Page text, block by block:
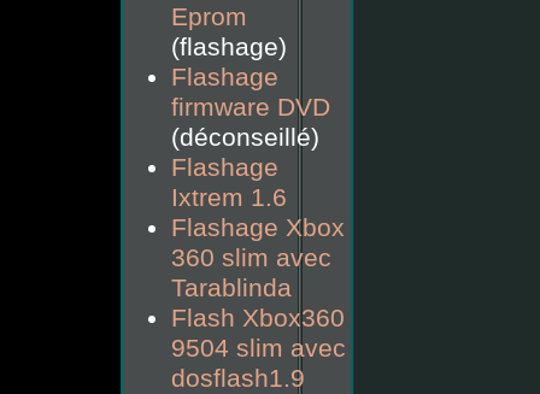
Eprom
(flashage)
Flashage
firmware DVD
(déconseillé)
Flashage
Ixtrem 1.6
Flashage Xbox
360 slim avec
Tarablinda
Flash Xbox360
9504 slim avec
dosflash1.9